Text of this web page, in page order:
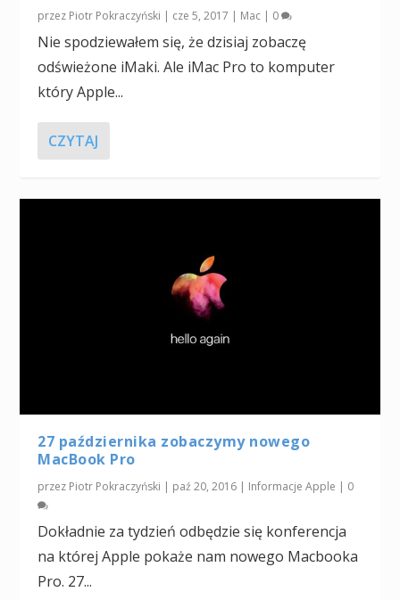
przez Piotr Pokraczyński | cze 5, 2017 | Mac | 0
Nie spodziewałem się, że dzisiaj zobaczę
odświeżone iMaki. Ale iMac Pro to komputer
który Apple...
CZYTAJ
27 października zobaczymy nowego
MacBook Pro
przez Piotr Pokraczyński | paź 20, 2016 | Informacje Apple | 0
Dokładnie za tydzień odbędzie się konferencja
na której Apple pokaże nam nowego Macbooka
Pro. 27...